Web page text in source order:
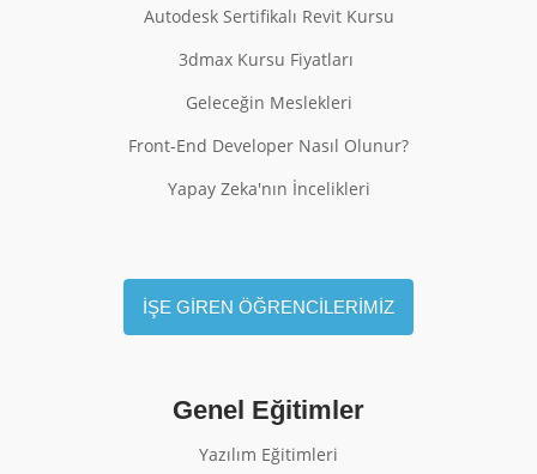
Autodesk Sertifikalı Revit Kursu
3dmax Kursu Fiyatları
Geleceğin Meslekleri
Front-End Developer Nasıl Olunur?
Yapay Zeka'nın İncelikleri
İŞE GİREN ÖĞRENCİLERİMİZ
Genel Eğitimler
Yazılım Eğitimleri